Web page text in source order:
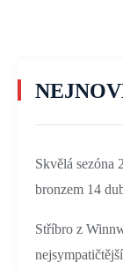
Skvělá sezóna
bronzem 14
Stříbro z